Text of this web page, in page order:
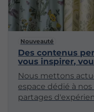
Nouveauté
Des contenus
vous inspirer,
Nous mettons
espace dédié à
partages